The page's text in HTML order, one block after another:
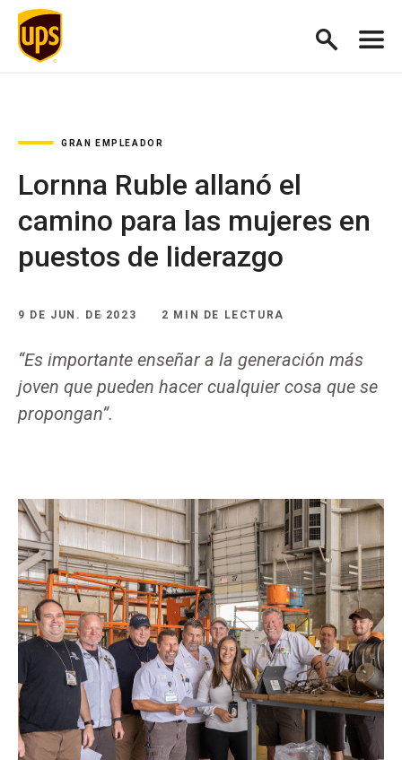
GRAN EMPLEADOR
Lornna Ruble allanó el
camino para las mujeres en
puestos de liderazgo
9 DE JUN. DE 2023 2 MIN DE LECTURA
“Es importante enseñar a la generación más
joven que pueden hacer cualquier cosa que se
propongan”.